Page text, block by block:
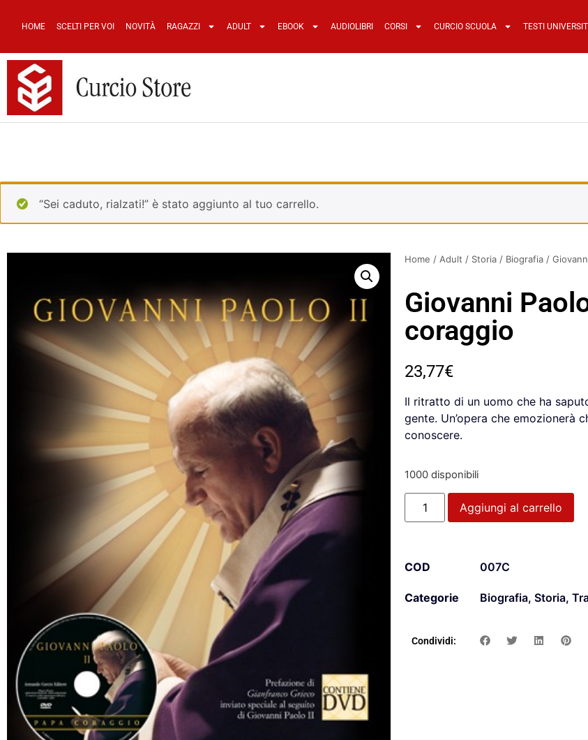
HOME SCELTI PER VOI NOVITÀ RAGAZZI ADULT EBOOK AUDIOLIBRI CORSI CURCIO SCUOLA TESTI
“Sei caduto, rialzati!” è stato aggiunto al tuo carrello.
Home / Adult / Storia / Biografia /
Giovanni
coraggio
23,77€
Il ritratto di un uomo che ha
gente. Un’opera che emozionerà
conoscere.
1000 disponibili
Aggiungi al carrello
COD 007C
Categorie Biografia, Storia,
Condividi: